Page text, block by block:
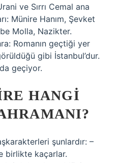
ve Sırrı Cemal ana
Münire Hanım, Şevket
Molla, Nazikter.
Romanın geçtiği yer
gibi İstanbul’dur.
geçiyor.
HANGI
şunlardır: –
birlikte kaçarlar.